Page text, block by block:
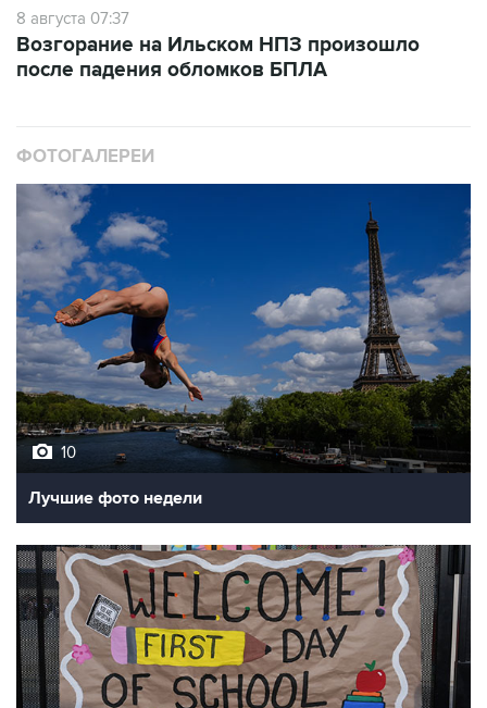
8 августа 07:37
Возгорание на Ильском НПЗ произошло
после падения обломков БПЛА
ФОТОГАЛЕРЕИ
10
Лучшие фото недели